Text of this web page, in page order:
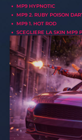
MP9 HYPNOTIC
MP9 2. RUBY POISON
MP9 1. HOT ROD
SCEGLIERE LA SKIN MP9